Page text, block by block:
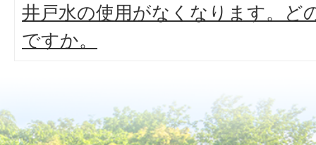
井戸水の使用がなくなります。ど
ですか。